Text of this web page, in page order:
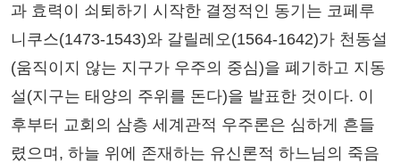
과 효력이 쇠퇴하기 시작한 결정적인 동기는 코페루
니쿠스(1473-1543)와 갈릴레오(1564-1642)가 천동설
(움직이지 않는 지구가 우주의 중심)을 폐기하고 지동
설(지구는 태양의 주위를 돈다)을 발표한 것이다. 이
후부터 교회의 삼층 세계관적 우주론은 심하게 흔들
렸으며, 하늘 위에 존재하는 유신론적 하느님의 죽음